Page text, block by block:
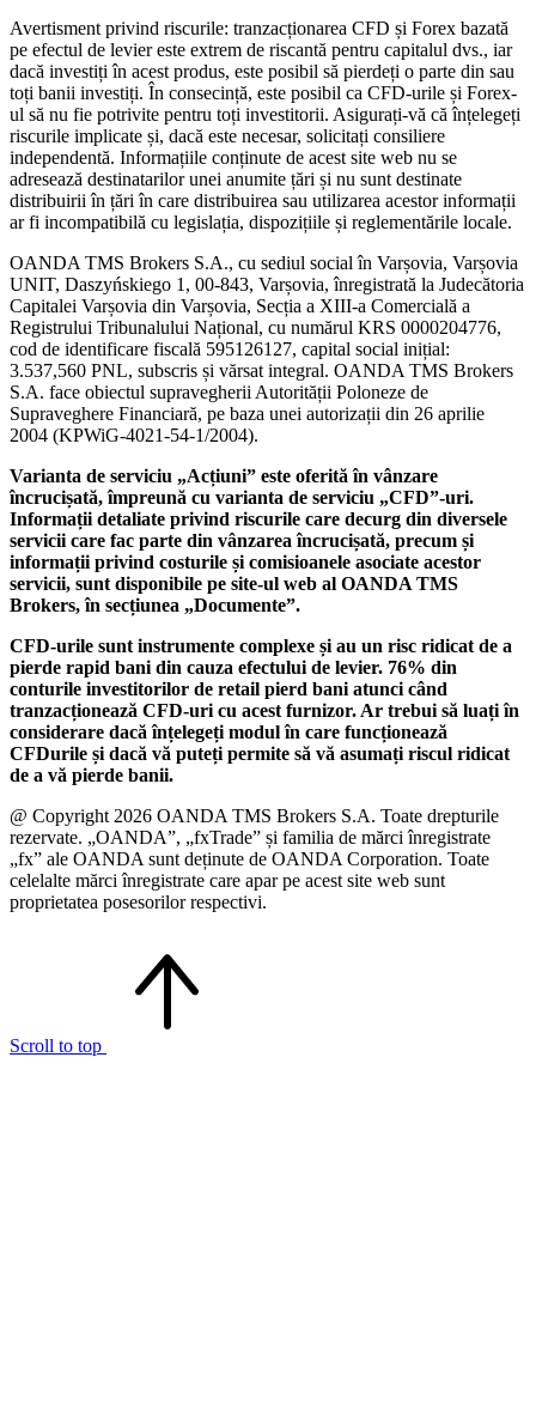
Avertisment privind riscurile: tranzacționarea CFD și Forex bazată
pe efectul de levier este extrem de riscantă pentru capitalul dvs., iar
dacă investiți în acest produs, este posibil să pierdeți o parte din sau
toți banii investiți. În consecință, este posibil ca CFD-urile și Forex-
ul să nu fie potrivite pentru toți investitorii. Asigurați-vă că înțelegeți
riscurile implicate și, dacă este necesar, solicitați consiliere
independentă. Informațiile conținute de acest site web nu se
adresează destinatarilor unei anumite țări și nu sunt destinate
distribuirii în țări în care distribuirea sau utilizarea acestor informații
ar fi incompatibilă cu legislația, dispozițiile și reglementările locale.
OANDA TMS Brokers S.A., cu sediul social în Varșovia, Varșovia
UNIT, Daszyńskiego 1, 00-843, Varșovia, înregistrată la Judecătoria
Capitalei Varșovia din Varșovia, Secția a XIII-a Comercială a
Registrului Tribunalului Național, cu numărul KRS 0000204776,
cod de identificare fiscală 595126127, capital social inițial:
3.537,560 PNL, subscris și vărsat integral. OANDA TMS Brokers
S.A. face obiectul supravegherii Autorității Poloneze de
Supraveghere Financiară, pe baza unei autorizații din 26 aprilie
2004 (KPWiG-4021-54-1/2004).
Varianta de serviciu „Acțiuni” este oferită în vânzare
încrucișată, împreună cu varianta de serviciu „CFD”-uri.
Informații detaliate privind riscurile care decurg din diversele
servicii care fac parte din vânzarea încrucișată, precum și
informații privind costurile și comisioanele asociate acestor
servicii, sunt disponibile pe site-ul web al OANDA TMS
Brokers, în secțiunea „Documente”.
CFD-urile sunt instrumente complexe și au un risc ridicat de a
pierde rapid bani din cauza efectului de levier. 76% din
conturile investitorilor de retail pierd bani atunci când
tranzacționează CFD-uri cu acest furnizor. Ar trebui să luați în
considerare dacă înțelegeți modul în care funcționează
CFDurile și dacă vă puteți permite să vă asumați riscul ridicat
de a vă pierde banii.
@ Copyright 2026 OANDA TMS Brokers S.A. Toate drepturile
rezervate. „OANDA”, „fxTrade” și familia de mărci înregistrate
„fx” ale OANDA sunt deținute de OANDA Corporation. Toate
celelalte mărci înregistrate care apar pe acest site web sunt
proprietatea posesorilor respectivi.
Scroll to top